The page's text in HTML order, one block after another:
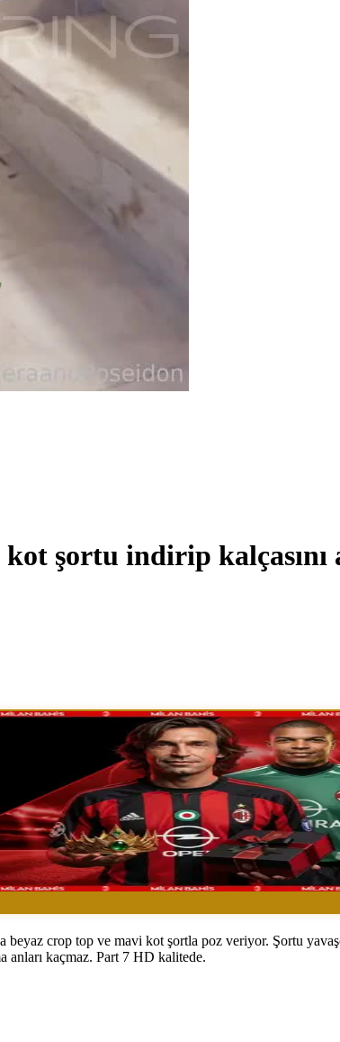
şortu indirip kalçasını
beyaz crop top ve mavi kot şortla poz veriyor. Şortu
kaçmaz. Part 7 HD kalitede.